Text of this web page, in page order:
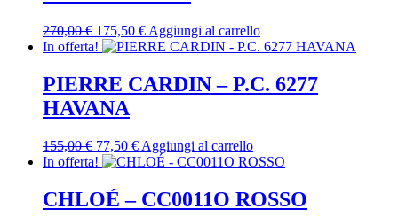
270,00€ Il
prezzo
era:
270,00 €.
175,50 €Il
prezzo
è:
175,50 €.
Aggiungi al carrello
In offerta!
PIERRE CARDIN – P.C. 6277
HAVANA
155,00€ Il
prezzo
era:
155,00 €.
77,50 €Il
prezzo
è:
77,50 €.
Aggiungi al carrello
In offerta!
CHLOÉ – CC0011O ROSSO